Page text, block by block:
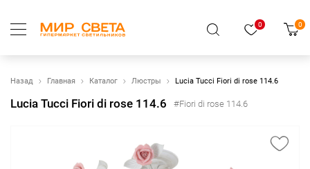
0 0
Назад Главная Каталог Люстры Lucia Tucci Fiori di rose 114.6
Lucia Tucci Fiori di rose 114.6 #Fiori di rose 114.6